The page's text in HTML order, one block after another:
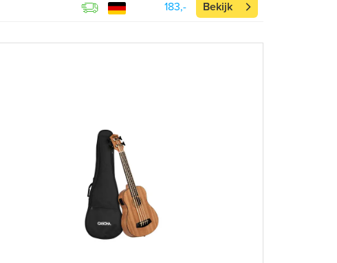
183,- Bekijk